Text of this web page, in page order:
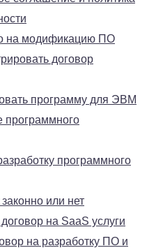
на модификацию ПО
договор
программу для ЭВМ
программного
программного
или нет
на SaaS услуги
на разработку ПО и